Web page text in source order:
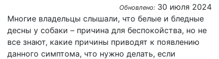
Обновлено: 30 июля 2024
Многие владельцы слышали, что белые и бледные
десны у собаки – причина для беспокойства, но не
все знают, какие причины приводят к появлению
данного симптома, что нужно делать, если